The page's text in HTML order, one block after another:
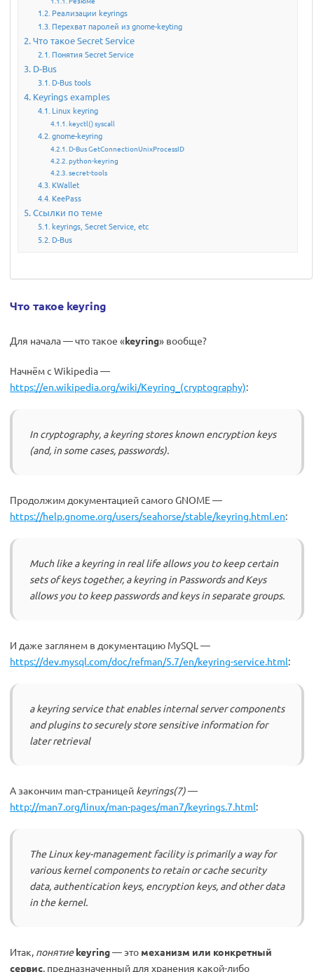
Реализации keyrings
Перехват паролей из gnome-keyting
Что такое Secret Service
Понятия Secret Service
D-Bus
D-Bus tools
Keyrings examples
Linux keyring
keyctl() syscall
gnome-keyring
D-Bus GetConnectionUnixProcessID
python-keyring
secret-tools
KWallet
KeePass
Ссылки по теме
keyrings, Secret Service, etc
D-Bus
Что такое keyring
Для начала — что такое «keyring» вообще?
Начнём с Wikipedia —
https://en.wikipedia.org/wiki/Keyring_(cryptography):
In cryptography, a keyring stores known encryption keys
(and, in some cases, passwords).
Продолжим документацией самого GNOME —
https://help.gnome.org/users/seahorse/stable/keyring.html.en:
Much like a keyring in real life allows you to keep certain
sets of keys together, a keyring in Passwords and Keys
allows you to keep passwords and keys in separate groups.
И даже заглянем в документацию MySQL —
https://dev.mysql.com/doc/refman/5.7/en/keyring-service.html:
a keyring service that enables internal server components
and plugins to securely store sensitive information for
later retrieval
А закончим man-страницей keyrings(7)—
http://man7.org/linux/man-pages/man7/keyrings.7.html:
The Linux key-management facility is primarily a way for
various kernel components to retain or cache security
data, authentication keys, encryption keys, and other data
in the kernel.
Итак, понятие keyring— это механизм или конкретный
сервис, предназначенный для хранения какой-либо